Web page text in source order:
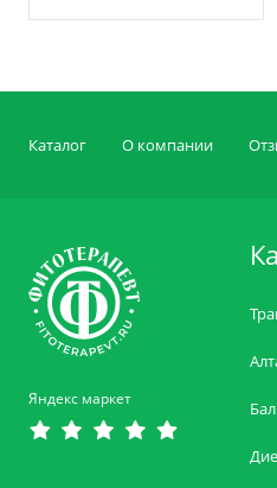
Каталог О компании
Яндекс маркет